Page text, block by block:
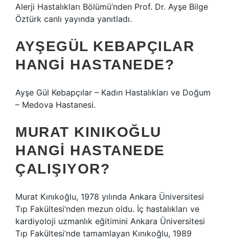
Alerji Hastalıkları Bölümü’nden Prof. Dr. Ayşe Bilge
Öztürk canlı yayında yanıtladı.
AYŞEGÜL KEBAPÇILAR
HANGI HASTANEDE?
Ayşe Gül Kebapçılar – Kadın Hastalıkları ve Doğum
– Medova Hastanesi.
MURAT KINIKOĞLU
HANGI HASTANEDE
ÇALIŞIYOR?
Murat Kınıkoğlu, 1978 yılında Ankara Üniversitesi
Tıp Fakültesi’nden mezun oldu. İç hastalıkları ve
kardiyoloji uzmanlık eğitimini Ankara Üniversitesi
Tıp Fakültesi’nde tamamlayan Kınıkoğlu, 1989